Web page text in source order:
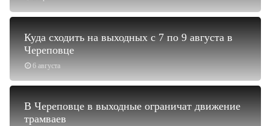
6 августа
Куда сходить на выходных с 7 по 9 августа в
Череповце
В Череповце в выходные ограничат движение
трамваев